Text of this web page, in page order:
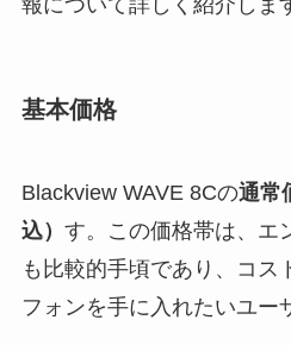
基本価格
Blackview WAVE 8Cの通常
込） す。この価格帯は、エ
も比較的手頃であり、コス
フォンを手に入れたいユー